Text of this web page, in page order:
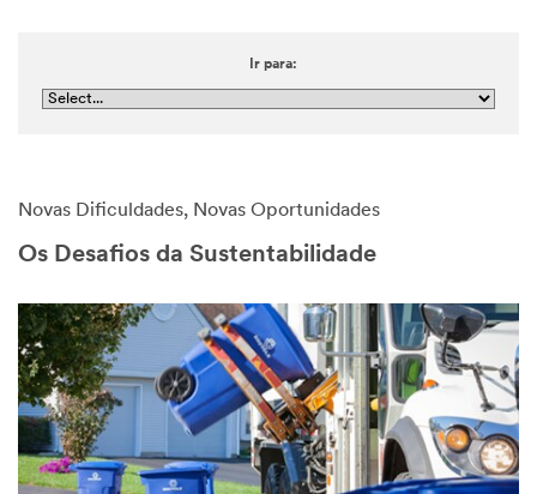
Ir para:
Novas Dificuldades, Novas Oportunidades
Os Desafios da Sustentabilidade